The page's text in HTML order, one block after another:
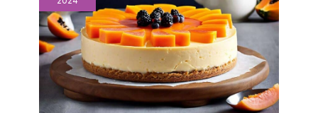
est transparent et
élégant, léger et facile à
transporter, et sûr à
utiliser. Il est idéal comme
cadeau de bienvenue
pour vos amis et voisins,
comme cadeau de